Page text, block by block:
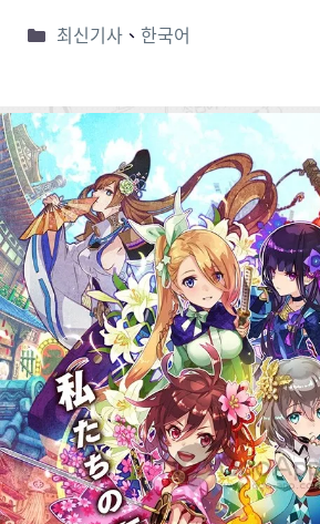
최신기사、 한국어